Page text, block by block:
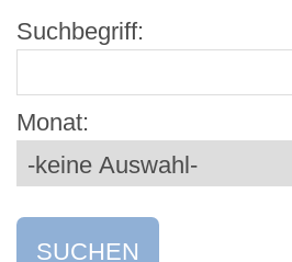
Suchbegriff:
Monat: